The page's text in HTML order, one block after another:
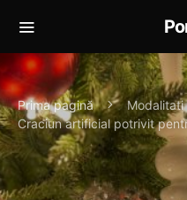
Prima pagină
Craciun artificial potrivit